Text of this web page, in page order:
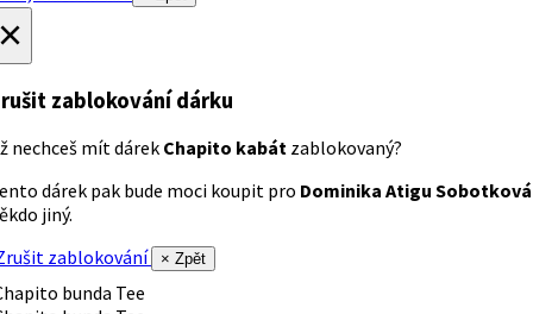
zablokování dárku
nechceš mít dárek Chapito kabát zablokovaný?
dárek pak bude moci koupit pro Dominika Atigu Sobotková
jiný.
zablokování
× Zpět